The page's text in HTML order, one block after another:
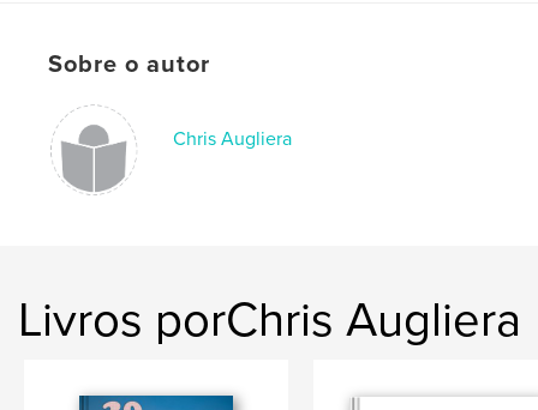
Sobre o autor
Chris Augliera
Livros porChris Augliera